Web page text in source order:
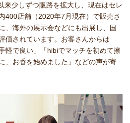
来少しずつ販路を拡大し、現在はセレ
400店舗（2020年7月現在）で販売さ
、海外の展示会などにも出展し、国
価されています。お客さんからは
軽で良い」「hibiでマッチを初めて擦
、お香を始めました」などの声が寄